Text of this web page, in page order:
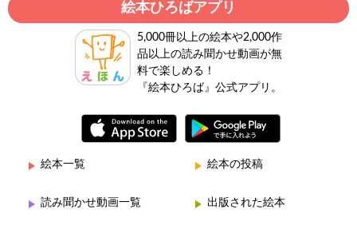
絵本ひろばアプリ
5,000冊以上の絵本や2,000作
品以上の読み聞かせ動画が無
料で楽しめる！
『絵本ひろば』公式アプリ。
絵本一覧 絵本の投稿
読み聞かせ動画一覧 出版された絵本